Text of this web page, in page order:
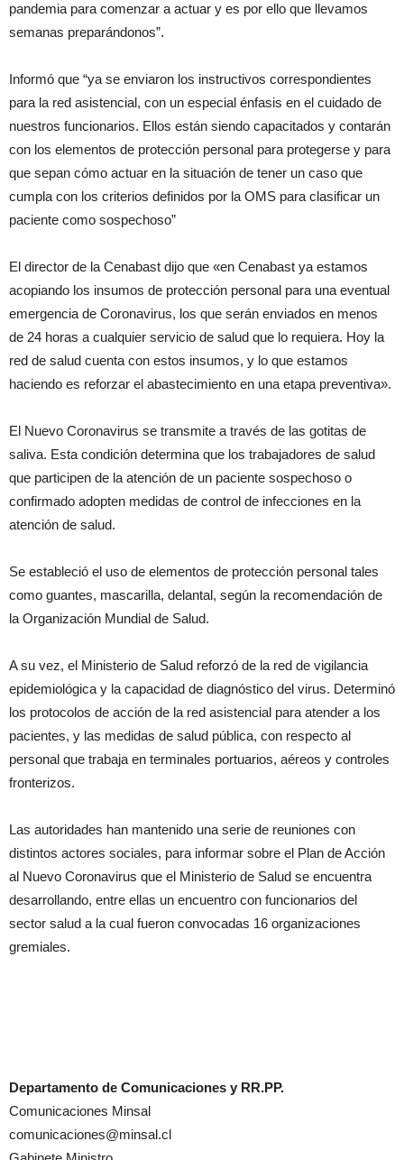
pandemia para comenzar a actuar y es por ello que llevamos
semanas preparándonos”.
Informó que “ya se enviaron los instructivos correspondientes
para la red asistencial, con un especial énfasis en el cuidado de
nuestros funcionarios. Ellos están siendo capacitados y contarán
con los elementos de protección personal para protegerse y para
que sepan cómo actuar en la situación de tener un caso que
cumpla con los criterios definidos por la OMS para clasificar un
paciente como sospechoso”
El director de la Cenabast dijo que «en Cenabast ya estamos
acopiando los insumos de protección personal para una eventual
emergencia de Coronavirus, los que serán enviados en menos
de 24 horas a cualquier servicio de salud que lo requiera. Hoy la
red de salud cuenta con estos insumos, y lo que estamos
haciendo es reforzar el abastecimiento en una etapa preventiva».
El Nuevo Coronavirus se transmite a través de las gotitas de
saliva. Esta condición determina que los trabajadores de salud
que participen de la atención de un paciente sospechoso o
confirmado adopten medidas de control de infecciones en la
atención de salud.
Se estableció el uso de elementos de protección personal tales
como guantes, mascarilla, delantal, según la recomendación de
la Organización Mundial de Salud.
A su vez, el Ministerio de Salud reforzó de la red de vigilancia
epidemiológica y la capacidad de diagnóstico del virus. Determinó
los protocolos de acción de la red asistencial para atender a los
pacientes, y las medidas de salud pública, con respecto al
personal que trabaja en terminales portuarios, aéreos y controles
fronterizos.
Las autoridades han mantenido una serie de reuniones con
distintos actores sociales, para informar sobre el Plan de Acción
al Nuevo Coronavirus que el Ministerio de Salud se encuentra
desarrollando, entre ellas un encuentro con funcionarios del
sector salud a la cual fueron convocadas 16 organizaciones
gremiales.
Departamento de Comunicaciones y RR.PP.
Comunicaciones Minsal
comunicaciones@minsal.cl